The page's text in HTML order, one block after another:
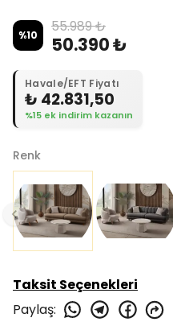
%10 55.989 ₺
50.390 ₺
Havale/EFT Fiyatı
₺ 42.831,50
%15 ek indirim kazanın
Renk
Taksit Seçenekleri
Paylaş: